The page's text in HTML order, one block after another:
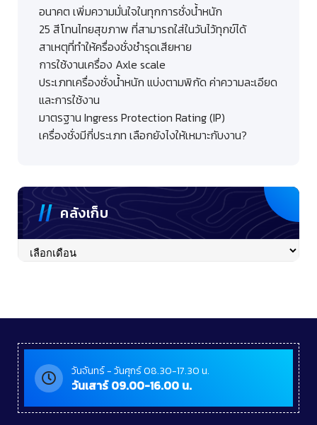
อนาคต เพิ่มความมั่นใจในทุกการชั่งน้ำหนัก
25 สีโทนไทยสุขภาพ ที่สามารถใส่ในวันไว้ทุกข์ได้
สาเหตุที่ทำให้ครื่องชั่งชำรุดเสียหาย
การใช้งานเครื่อง Axle scale
ประเภทเครื่องชั่งน้ำหนัก แบ่งตามพิกัด ค่าความละเอียด
และการใช้งาน
มาตรฐาน Ingress Protection Rating (IP)
เครื่องชั่งมีกี่ประเภท เลือกยังไงให้เหมาะกับงาน?
คลังเก็บ
คลัง
วันจันทร์ - วันศุกร์ 08.30-17.30 น.
วันเสาร์ 09.00-16.00 น.